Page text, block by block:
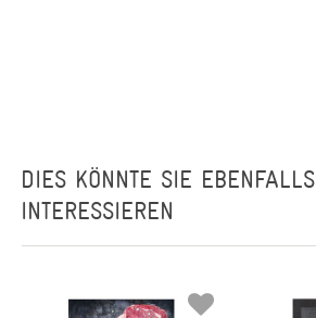
DIES KÖNNTE SIE EBENFALLS
INTERESSIEREN